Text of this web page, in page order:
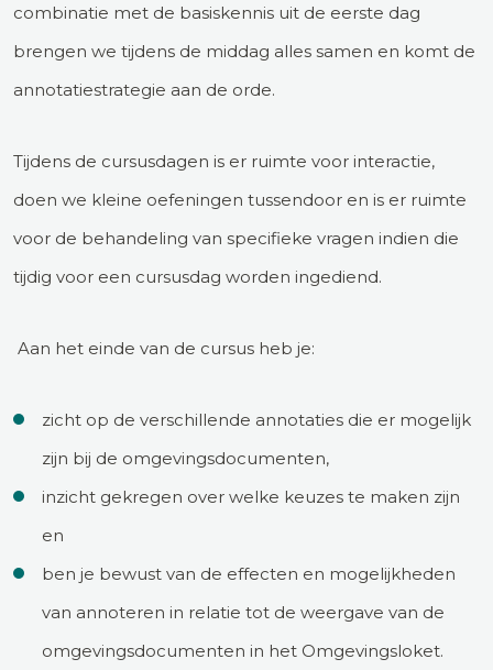
combinatie met de basiskennis uit de eerste dag
brengen we tijdens de middag alles samen en komt de
annotatiestrategie aan de orde.
Tijdens de cursusdagen is er ruimte voor interactie,
doen we kleine oefeningen tussendoor en is er ruimte
voor de behandeling van specifieke vragen indien die
tijdig voor een cursusdag worden ingediend.
Aan het einde van de cursus heb je:
zicht op de verschillende annotaties die er mogelijk
zijn bij de omgevingsdocumenten,
inzicht gekregen over welke keuzes te maken zijn
en
ben je bewust van de effecten en mogelijkheden
van annoteren in relatie tot de weergave van de
omgevingsdocumenten in het Omgevingsloket.